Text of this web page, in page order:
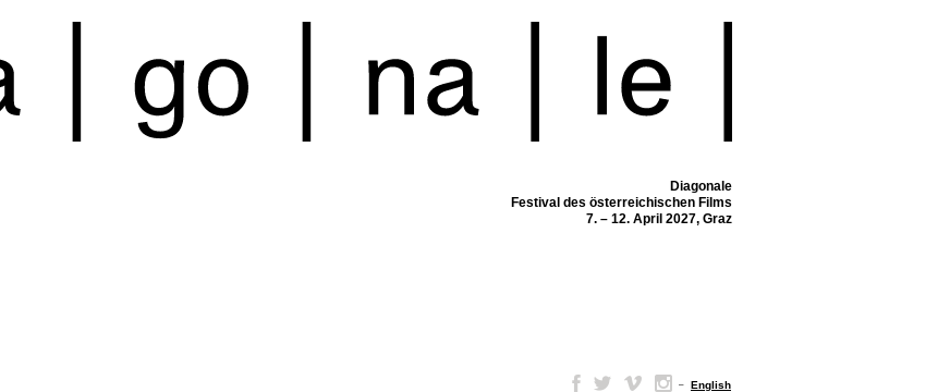
Diagonale
Festival des österreichischen Films
7. – 12. April 2027, Graz
– English